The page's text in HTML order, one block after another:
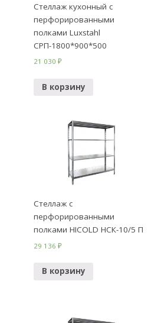
Стеллаж кухонный с
перфорированными
полками Luxstahl
СРП-1800*900*500
21 030₽
В корзину
Стеллаж с
перфорированными
полками HICOLD НСК-10/5 П
29 136₽
В корзину